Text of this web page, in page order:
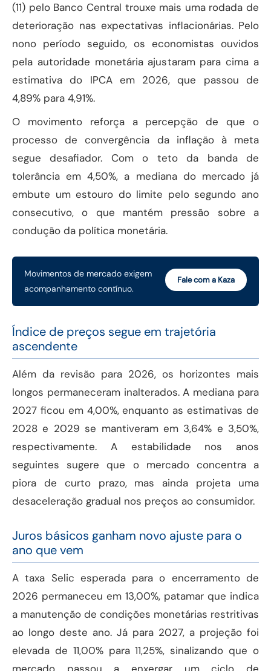
(11) pelo Banco Central trouxe mais uma rodada de
deterioração nas expectativas inflacionárias. Pelo
nono período seguido, os economistas ouvidos
pela autoridade monetária ajustaram para cima a
estimativa do IPCA em 2026, que passou de
4,89% para 4,91%.
O movimento reforça a percepção de que o
processo de convergência da inflação à meta
segue desafiador. Com o teto da banda de
tolerância em 4,50%, a mediana do mercado já
embute um estouro do limite pelo segundo ano
consecutivo, o que mantém pressão sobre a
condução da política monetária.
Movimentos de mercado exigem
acompanhamento contínuo.
Fale com a Kaza
Índice de preços segue em trajetória
ascendente
Além da revisão para 2026, os horizontes mais
longos permaneceram inalterados. A mediana para
2027 ficou em 4,00%, enquanto as estimativas de
2028 e 2029 se mantiveram em 3,64% e 3,50%,
respectivamente. A estabilidade nos anos
seguintes sugere que o mercado concentra a
piora de curto prazo, mas ainda projeta uma
desaceleração gradual nos preços ao consumidor.
Juros básicos ganham novo ajuste para o
ano que vem
A taxa Selic esperada para o encerramento de
2026 permaneceu em 13,00%, patamar que indica
a manutenção de condições monetárias restritivas
ao longo deste ano. Já para 2027, a projeção foi
elevada de 11,00% para 11,25%, sinalizando que o